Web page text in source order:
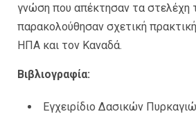
γνώση που απέκτησαν τα στελέχη
παρακολούθησαν σχετική
ΗΠΑ και τον Καναδά.
Βιβλιογραφία:
Εγχειρίδιο Δασικών